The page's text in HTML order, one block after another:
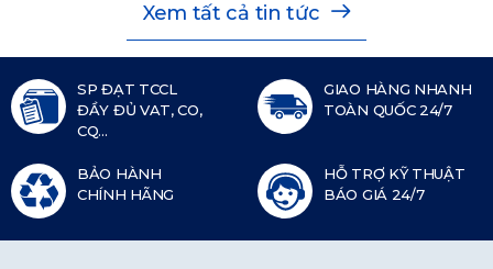
Xem tất cả tin tức
SP ĐẠT TCCL
ĐẦY ĐỦ VAT, CO,
CQ...
GIAO HÀNG NHANH
TOÀN QUỐC 24/7
BẢO HÀNH
CHÍNH HÃNG
HỖ TRỢ KỸ THUẬT
BÁO GIÁ 24/7